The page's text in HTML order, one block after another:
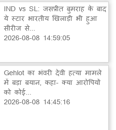
IND vs SL: जसप्रीत बुमराह के बाद
ये स्टार भारतीय खिलाड़ी भी हुआ
सीरीज से...
2026-08-08 14:59:05
Gehlot का भंवरी देवी हत्या मामले
में बड़ा बयान, कहा- क्या आरोपियों
को कोई...
2026-08-08 14:45:16